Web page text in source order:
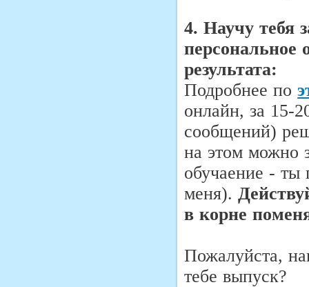
4. Научу тебя
персональное
результата:
Подробнее по
онлайн, за 15-
сообщений)
на этом можно
обучаение - ты
меня).
в корне
Пожалуйста,
тебе выпуск?